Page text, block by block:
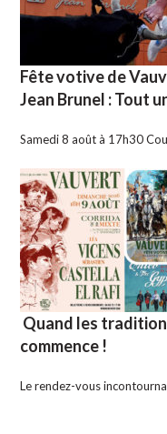
Fête votive de
Jean Brunel : Tout
Samedi 8 août à 17h30
Quand les
commence !
Le rendez-vous